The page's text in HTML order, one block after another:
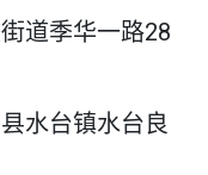
道季华一路28
水台镇水台良